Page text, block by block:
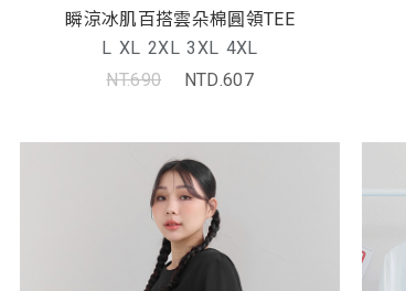
瞬涼冰肌百搭雲朵棉圓領TEE
L XL 2XL 3XL 4XL
NT.690
NTD.607